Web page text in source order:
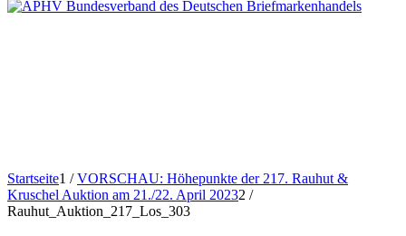
Startseite1 / VORSCHAU: Höhepunkte der 217. Rauhut &
Kruschel Auktion am 21./22. April 20232 /
Rauhut_Auktion_217_Los_303